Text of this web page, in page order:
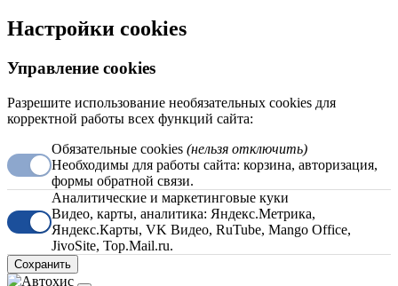
Настройки cookies
Управление cookies
Разрешите использование необязательных cookies для
корректной работы всех функций сайта:
Обязательные cookies (нельзя отключить)
Необходимы для работы сайта: корзина, авторизация,
формы обратной связи.
Аналитические и маркетинговые куки
Видео, карты, аналитика: Яндекс.Метрика,
Яндекс.Карты, VK Видео, RuTube, Mango Office,
JivoSite, Top.Mail.ru.
Сохранить